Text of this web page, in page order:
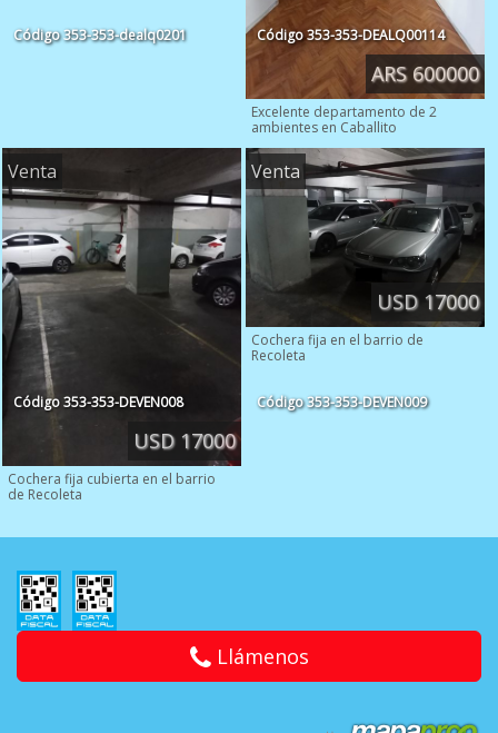
Código353-353-dealq0201 Código353-353-DEALQ00114
ARS 600000
Excelente departamento de 2
ambientes en Caballito
Código353-353-DEVEN008
Venta
USD 17000
Cochera fija cubierta en el barrio
de Recoleta
Código353-353-DEVEN009
Venta
USD 17000
Cochera fija en el barrio de
Recoleta
Llámenos